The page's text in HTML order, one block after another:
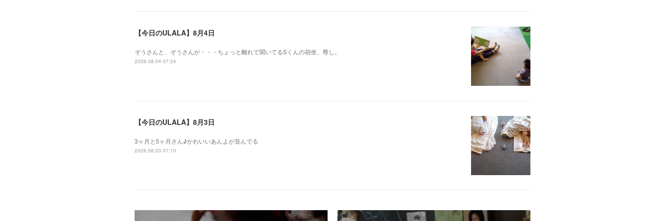
【今日のULALA】8月4日
ぞうさんと、ぞうさんが・・・ちょっと離れて聞いてるSくんの胡坐、尊し。
2026.08.04 07:24
【今日のULALA】8月3日
3ヶ月と5ヶ月さん♪かわいいあんよが並んでる
2026.08.03 07:10